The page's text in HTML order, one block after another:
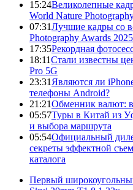
15:24Великолепные
World Nature
07:31Лучшие кадры со
Photography Awards
17:35Рекордная
18:11Стали известны
Pro 5G
23:31 Являются ли
телефоны Android?
21:21Обменник валют:
05:57Туры в Китай из
и выбора маршрута
05:54Официальный
секреты эффектной
каталога
Первый